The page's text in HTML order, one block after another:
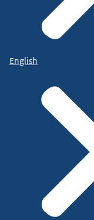
English